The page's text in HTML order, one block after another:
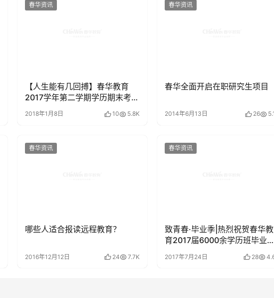
春华资讯
【人生能有几回搏】春华教育
2017学年第二学期学历期末考试
圆满结束
2018年1月8日 10 5.8K
春华资讯
春华全面开启在职研究生项目
2014年6月13日 26
春华资讯
哪些人适合报读远程教育？
2016年12月12日 24 7.7K
春华资讯
致青春·毕业季|热烈祝贺春华教
育2017届6000余学历班毕业
顺利毕业
2017年7月24日 28